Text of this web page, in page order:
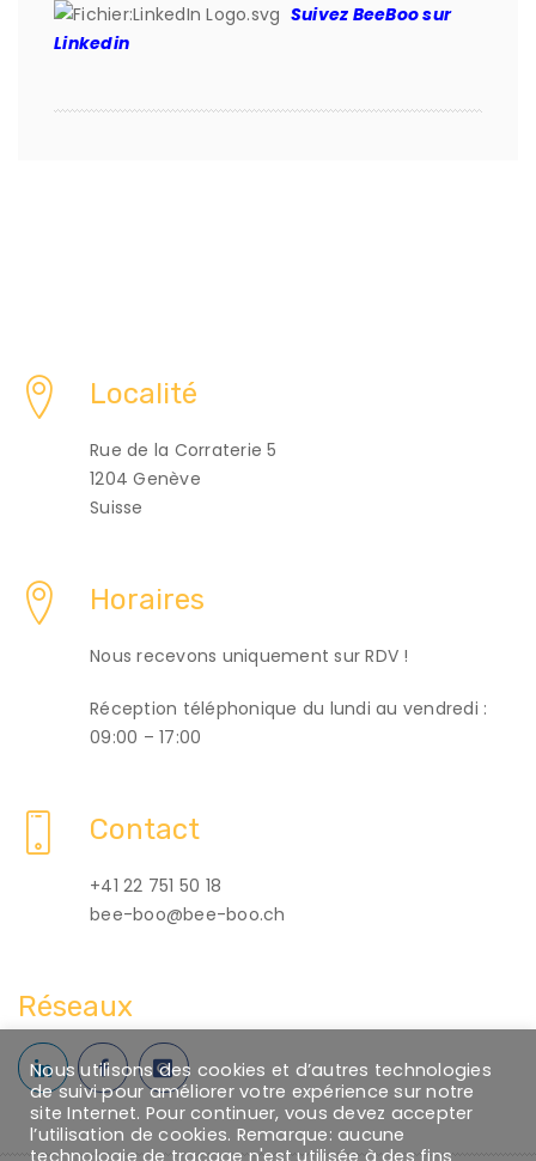
Suivez BeeBoo sur
Linkedin
Localité
Rue de la Corraterie 5
1204 Genève
Suisse
Horaires
Nous recevons uniquement sur RDV !
Réception téléphonique du lundi au vendredi :
09:00 – 17:00
Contact
+41 22 751 50 18
bee-boo@bee-boo.ch
Réseaux
Nous utilisons des cookies et d’autres technologies
de suivi pour améliorer votre expérience sur notre
site Internet. Pour continuer, vous devez accepter
l’utilisation de cookies. Remarque: aucune
technologie de traçage n'est utilisée à des fins